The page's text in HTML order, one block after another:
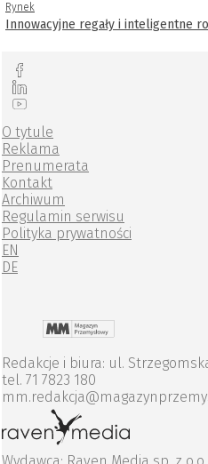
Rynek
Innowacyjne regały i inteligentne
O tytule
Reklama
Prenumerata
Kontakt
Archiwum
Regulamin serwisu
Polityka prywatności
EN
DE
Redakcje i biura: ul.
tel. 71 7823 180